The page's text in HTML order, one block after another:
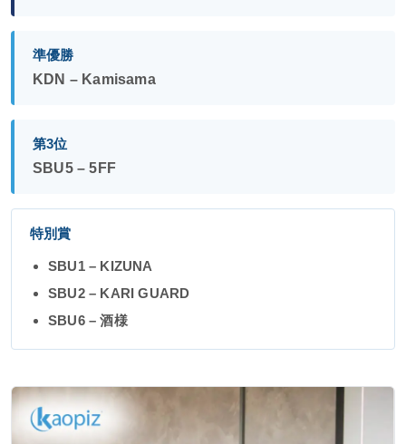
準優勝
KDN – Kamisama
第3位
SBU5 – 5FF
特別賞
SBU1 – KIZUNA
SBU2 – KARI GUARD
SBU6 – 酒様